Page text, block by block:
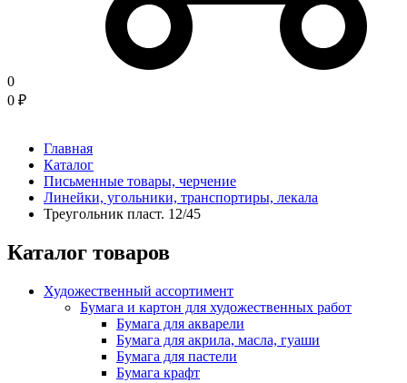
0
0 ₽
Главная
Каталог
Письменные товары, черчение
Линейки, угольники, транспортиры, лекала
Треугольник пласт. 12/45
Каталог товаров
Художественный ассортимент
Бумага и картон для художественных работ
Бумага для акварели
Бумага для акрила, масла, гуаши
Бумага для пастели
Бумага крафт